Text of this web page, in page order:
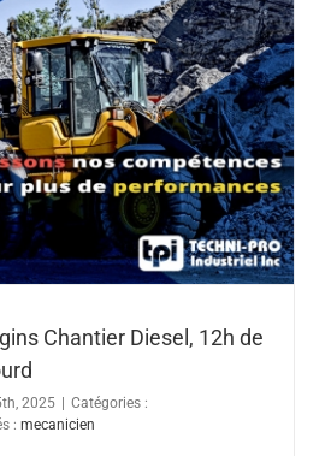
Chantier Diesel, 12h de
2025
Catégories :
: mecanicien